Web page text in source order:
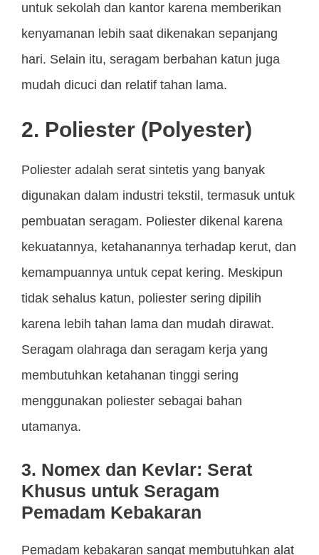
untuk sekolah dan kantor karena memberikan
kenyamanan lebih saat dikenakan sepanjang
hari. Selain itu, seragam berbahan katun juga
mudah dicuci dan relatif tahan lama.
2. Poliester (Polyester)
Poliester adalah serat sintetis yang banyak
digunakan dalam industri tekstil, termasuk untuk
pembuatan seragam. Poliester dikenal karena
kekuatannya, ketahanannya terhadap kerut, dan
kemampuannya untuk cepat kering. Meskipun
tidak sehalus katun, poliester sering dipilih
karena lebih tahan lama dan mudah dirawat.
Seragam olahraga dan seragam kerja yang
membutuhkan ketahanan tinggi sering
menggunakan poliester sebagai bahan
utamanya.
3. Nomex dan Kevlar: Serat
Khusus untuk Seragam
Pemadam Kebakaran
Pemadam kebakaran sangat membutuhkan alat